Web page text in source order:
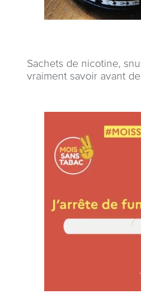
Sachets de nicotine,
vraiment savoir avant